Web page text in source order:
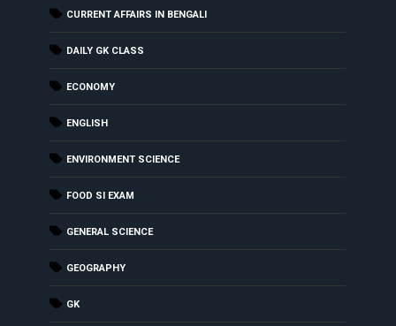
CURRENT AFFAIRS IN BENGALI
DAILY GK CLASS
ECONOMY
ENGLISH
ENVIRONMENT SCIENCE
FOOD SI EXAM
GENERAL SCIENCE
GEOGRAPHY
GK